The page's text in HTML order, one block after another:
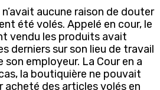
aucune raison de douter
été volés. Appelé en cour, le
vendu les produits avait
derniers sur son lieu de travail
son employeur. La Cour en a
la boutiquière ne pouvait
acheté des articles volés en